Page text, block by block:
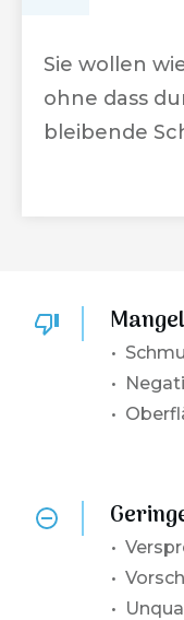
Sie wollen
ohne dass
bleibende
•
•
•
•
•
•